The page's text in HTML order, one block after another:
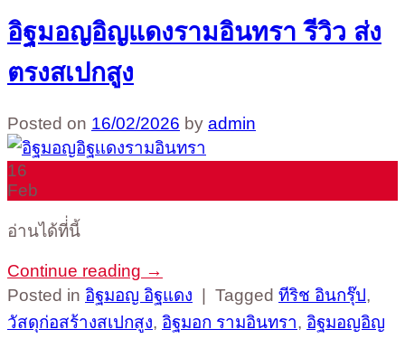
อิฐมอญอิญแดงรามอินทรา รีวิว ส่ง
ตรงสเปกสูง
Posted on 16/02/2026 by admin
16
Feb
อ่านได้ที่่นี้
Continue reading →
Posted in อิฐมอญ อิฐแดง Tagged ทีริช อินกรุ๊ป,
วัสดุก่อสร้างสเปกสูง, อิฐมอก รามอินทรา, อิฐมอญอิญ